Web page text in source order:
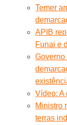
Temer
APIB
Funai e
Governo
Vídeo: A
Ministro
terras